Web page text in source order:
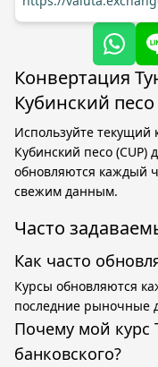
Конвертация
Кубинский песо
Используйте текущий
Кубинский песо (CUP)
обновляются каждый
свежим данным.
Часто
Как часто
Курсы обновляются
последние рыночные
Почему мой курс
банковского?